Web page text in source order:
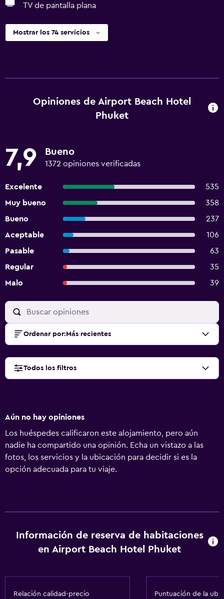
TV de pantalla plana
Mostrar los 74 servicios
Opiniones de Airport Beach Hotel
Phuket
7,9 Bueno
1372 opiniones verificadas
Excelente
535
Muy bueno
358
Bueno
237
Aceptable
106
Pasable
63
Regular
35
Malo
39
Ordenar por: Más recientes
Todos los filtros
Aún no hay opiniones
Los huéspedes calificaron este alojamiento, pero aún
nadie ha compartido una opinión. Echa un vistazo a las
fotos, los servicios y la ubicación para decidir si es la
opción adecuada para tu viaje.
Información de reserva de habitaciones
en Airport Beach Hotel Phuket
Relación calidad-precio Puntuación de la